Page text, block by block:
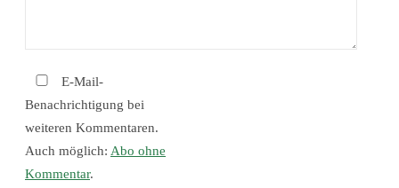
E-Mail-
Benachrichtigung bei
weiteren Kommentaren.
Auch möglich: Abo ohne
Kommentar.